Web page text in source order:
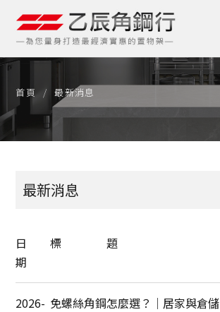
首頁 最新消息
最新消息
日
期
標 題
2026- 免螺絲角鋼怎麼選？｜居家與倉儲